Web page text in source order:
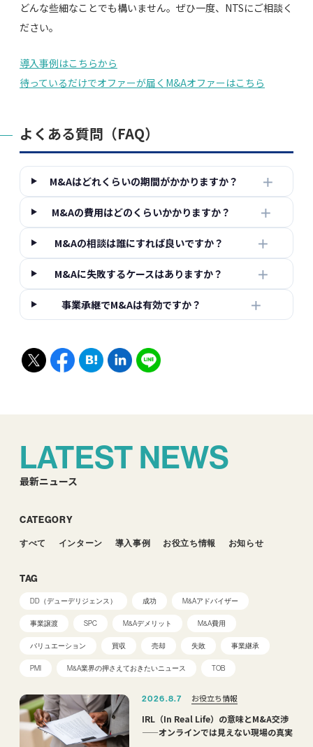
どんな些細なことでも構いません。ぜひ一度、NTSにご相談く
ださい。
導入事例はこちらから
待っているだけでオファーが届くM&Aオファーはこちら
よくある質問（FAQ）
M&Aはどれくらいの期間がかかりますか？ ＋
M&Aの費用はどのくらいかかりますか？ ＋
M&Aの相談は誰にすれば良いですか？ ＋
M&Aに失敗するケースはありますか？ ＋
事業承継でM&Aは有効ですか？ ＋
LATEST NEWS
最新ニュース
CATEGORY
すべて インターン 導入事例 お役立ち情報 お知らせ
TAG
DD（デューデリジェンス） 成功 M&Aアドバイザー
事業譲渡 SPC M&Aデメリット M&A費用
バリュエーション 買収 売却 失敗 事業継承
PMI M&A業界の押さえておきたいニュース TOB
2026.8.7 お役立ち情報
IRL（In Real Life）の意味とM&A交渉
——オンラインでは見えない現場の真実